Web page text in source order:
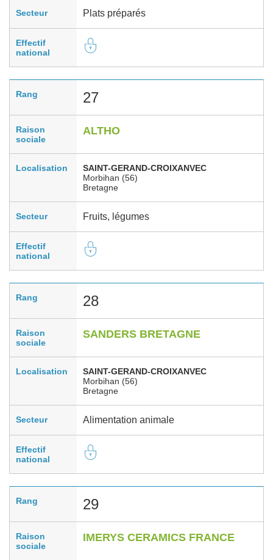
Secteur Plats préparés
Effectif
national
Rang 27
Raison
sociale
ALTHO
Localisation
SAINT-GERAND-CROIXANVEC
Morbihan (56)
Bretagne
Secteur Fruits, légumes
Effectif
national
Rang 28
Raison
sociale
SANDERS BRETAGNE
Localisation
SAINT-GERAND-CROIXANVEC
Morbihan (56)
Bretagne
Secteur Alimentation animale
Effectif
national
Rang 29
Raison
sociale
IMERYS CERAMICS FRANCE